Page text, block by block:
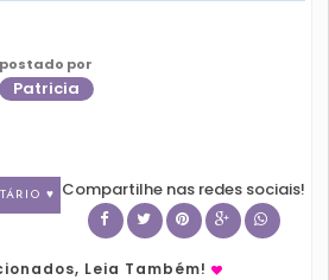
postado por
Patricia
♥ Compartilhe nas redes sociais!
Leia Também!